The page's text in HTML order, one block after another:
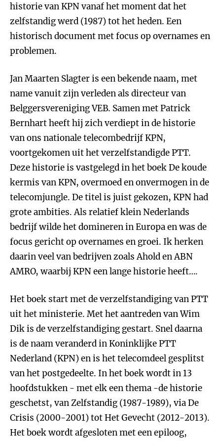
historie van KPN vanaf het moment dat het
zelfstandig werd (1987) tot het heden. Een
historisch document met focus op overnames en
problemen.
Jan Maarten Slagter is een bekende naam, met
name vanuit zijn verleden als directeur van
Belggersvereniging VEB. Samen met Patrick
Bernhart heeft hij zich verdiept in de historie
van ons nationale telecombedrijf KPN,
voortgekomen uit het verzelfstandigde PTT.
Deze historie is vastgelegd in het boek De koude
kermis van KPN, overmoed en onvermogen in de
telecomjungle. De titel is juist gekozen, KPN had
grote ambities. Als relatief klein Nederlands
bedrijf wilde het domineren in Europa en was de
focus gericht op overnames en groei. Ik herken
daarin veel van bedrijven zoals Ahold en ABN
AMRO, waarbij KPN een lange historie heeft….
Het boek start met de verzelfstandiging van PTT
uit het ministerie. Met het aantreden van Wim
Dik is de verzelfstandiging gestart. Snel daarna
is de naam veranderd in Koninklijke PTT
Nederland (KPN) en is het telecomdeel gesplitst
van het postgedeelte. In het boek wordt in 13
hoofdstukken - met elk een thema -de historie
geschetst, van Zelfstandig (1987-1989), via De
Crisis (2000-2001) tot Het Gevecht (2012-2013).
Het boek wordt afgesloten met een epiloog,